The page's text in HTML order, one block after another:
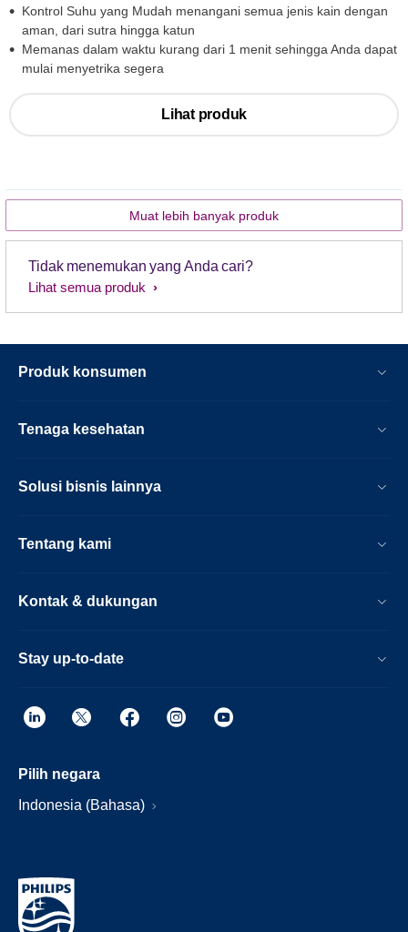
Kontrol Suhu yang Mudah menangani semua jenis kain dengan
aman, dari sutra hingga katun
Memanas dalam waktu kurang dari 1 menit sehingga Anda dapat
mulai menyetrika segera
Lihat produk
Muat lebih banyak produk
Tidak menemukan yang Anda cari?
Lihat semua produk
Produk konsumen
Tenaga kesehatan
Solusi bisnis lainnya
Tentang kami
Kontak & dukungan
Stay up-to-date
Pilih negara
Indonesia (Bahasa)